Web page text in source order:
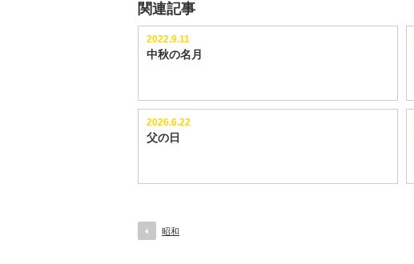
関連記事
2022.9.11
中秋の名月
2026.6.22
父の日
昭和